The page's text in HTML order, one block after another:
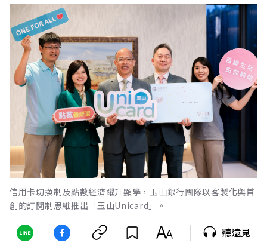
信用卡切換制及點數經濟躍升顯學，玉山銀行團隊以客製化與首
創的訂閱制思維推出「玉山Unicard」。
聽遠見